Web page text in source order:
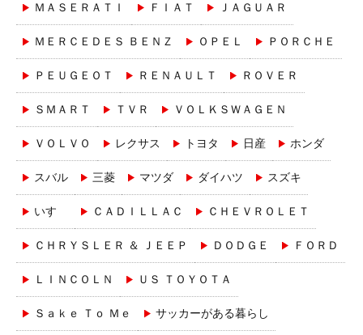
ＭＡＳＥＲＡＴＩ ＦＩＡＴ ＪＡＧＵＡＲ
ＭＥＲＣＥＤＥＳ ＢＥＮＺ ＯＰＥＬ ＰＯＲＣＨＥ
ＰＥＵＧＥＯＴ ＲＥＮＡＵＬＴ ＲＯＶＥＲ
ＳＭＡＲＴ ＴＶＲ ＶＯＬＫＳＷＡＧＥＮ
ＶＯＬＶＯ レクサス トヨタ 日産 ホンダ
スバル 三菱 マツダ ダイハツ スズキ
いすゞ ＣＡＤＩＬＬＡＣ ＣＨＥＶＲＯＬＥＴ
ＣＨＲＹＳＬＥＲ ＆ ＪＥＥＰ ＤＯＤＧＥ ＦＯＲＤ
ＬＩＮＣＯＬＮ ＵＳ ＴＯＹＯＴＡ
Ｓａｋｅ Ｔｏ Ｍｅ サッカーがある暮らし